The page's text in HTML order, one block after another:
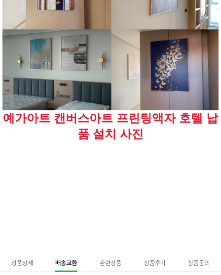
예가아트 캔버스아트 프린팅액자 호텔 납
품 설치 사진
상품상세 배송교환 관련상품 상품후기 상품문의